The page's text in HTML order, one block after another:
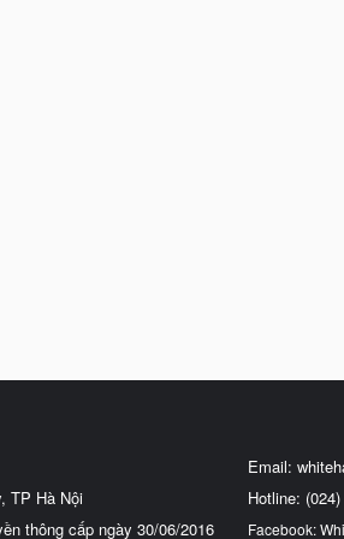
TP Hà Nội
thông cấp ngày 30/06/2016
Email:
Hotline:
Facebook: